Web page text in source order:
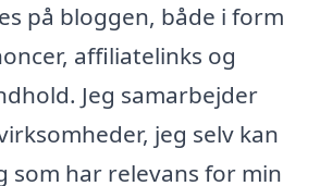
på bloggen, både i form
affiliatelinks og
Jeg samarbejder
jeg selv kan
som har relevans for min